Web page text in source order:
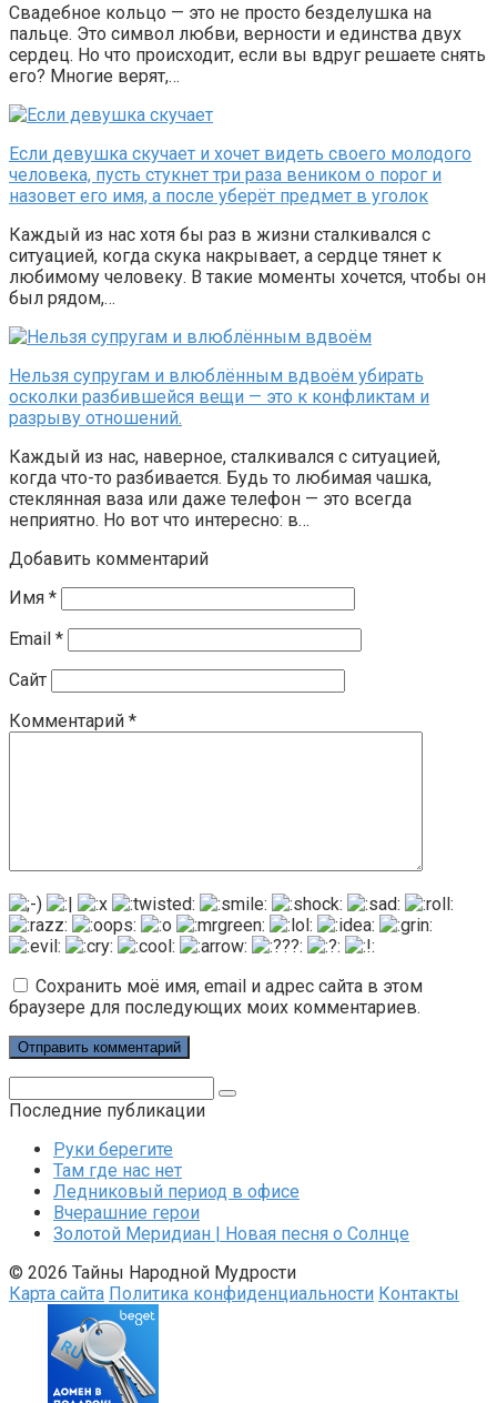
Свадебное кольцо — это не просто безделушка на
пальце. Это символ любви, верности и единства двух
сердец. Но что происходит, если вы вдруг решаете снять
его? Многие верят,…
Если девушка скучает и хочет видеть своего молодого
человека, пусть стукнет три раза веником о порог и
назовет его имя, а после уберёт предмет в уголок
Каждый из нас хотя бы раз в жизни сталкивался с
ситуацией, когда скука накрывает, а сердце тянет к
любимому человеку. В такие моменты хочется, чтобы он
был рядом,…
Нельзя супругам и влюблённым вдвоём убирать
осколки разбившейся вещи — это к конфликтам и
разрыву отношений.
Каждый из нас, наверное, сталкивался с ситуацией,
когда что-то разбивается. Будь то любимая чашка,
стеклянная ваза или даже телефон — это всегда
неприятно. Но вот что интересно: в…
Добавить комментарий
Имя *
Email *
Сайт
Комментарий *
Сохранить моё имя, email и адрес сайта в этом
браузере для последующих моих комментариев.
Последние публикации
Руки берегите
Там где нас нет
Ледниковый период в офисе
Вчерашние герои
Золотой Меридиан | Новая песня о Солнце
© 2026 Тайны Народной Мудрости
Карта сайта Политика конфиденциальности Контакты